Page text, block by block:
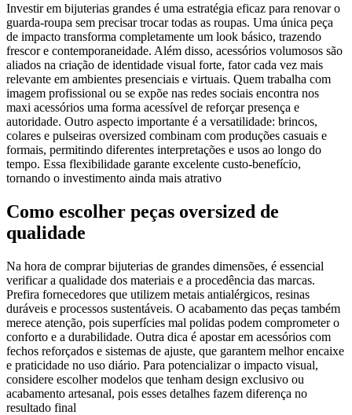
Investir em bijuterias grandes é uma estratégia eficaz para renovar o
guarda-roupa sem precisar trocar todas as roupas. Uma única peça
de impacto transforma completamente um look básico, trazendo
frescor e contemporaneidade. Além disso, acessórios volumosos são
aliados na criação de identidade visual forte, fator cada vez mais
relevante em ambientes presenciais e virtuais. Quem trabalha com
imagem profissional ou se expõe nas redes sociais encontra nos
maxi acessórios uma forma acessível de reforçar presença e
autoridade. Outro aspecto importante é a versatilidade: brincos,
colares e pulseiras oversized combinam com produções casuais e
formais, permitindo diferentes interpretações e usos ao longo do
tempo. Essa flexibilidade garante excelente custo-benefício,
tornando o investimento ainda mais atrativo
Como escolher peças oversized de
qualidade
Na hora de comprar bijuterias de grandes dimensões, é essencial
verificar a qualidade dos materiais e a procedência das marcas.
Prefira fornecedores que utilizem metais antialérgicos, resinas
duráveis e processos sustentáveis. O acabamento das peças também
merece atenção, pois superfícies mal polidas podem comprometer o
conforto e a durabilidade. Outra dica é apostar em acessórios com
fechos reforçados e sistemas de ajuste, que garantem melhor encaixe
e praticidade no uso diário. Para potencializar o impacto visual,
considere escolher modelos que tenham design exclusivo ou
acabamento artesanal, pois esses detalhes fazem diferença no
resultado final